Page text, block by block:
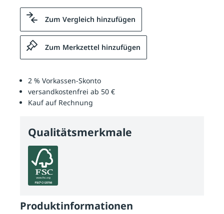
Zum Vergleich hinzufügen
Zum Merkzettel hinzufügen
2 % Vorkassen-Skonto
versandkostenfrei ab 50 €
Kauf auf Rechnung
Qualitätsmerkmale
Produktinformationen